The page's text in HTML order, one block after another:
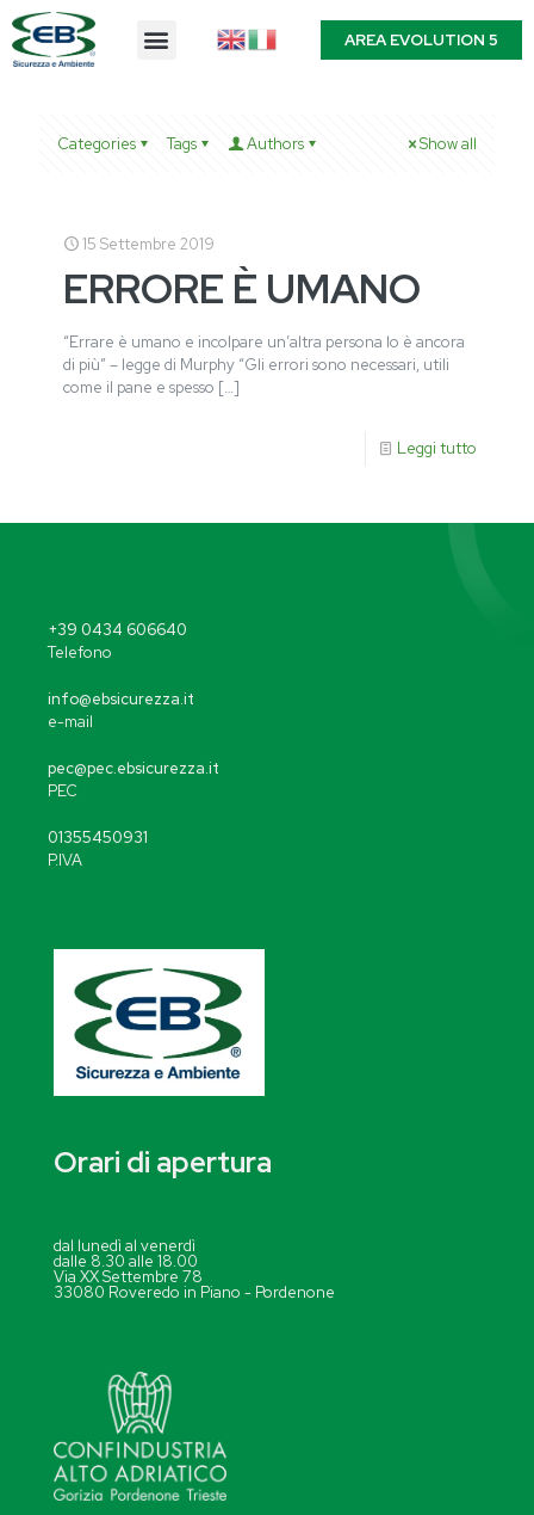
AREA EVOLUTION 5
Categories Tags Authors Show all
15 Settembre 2019
ERRORE È UMANO
“Errare è umano e incolpare un’altra persona lo è ancora
di più” – legge di Murphy “Gli errori sono necessari, utili
come il pane e spesso […]
Leggi tutto
+39 0434 606640
Telefono
info@ebsicurezza.it
e-mail
pec@pec.ebsicurezza.it
PEC
01355450931
P.IVA
Orari di apertura
dal lunedì al venerdì
dalle 8.30 alle 18.00
Via XX Settembre 78
33080 Roveredo in Piano - Pordenone